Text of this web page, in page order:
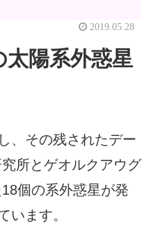
2019.05.28
陽系外惑星
、その残されたデー
所とゲオルクアウグ
個の系外惑星が発
います。